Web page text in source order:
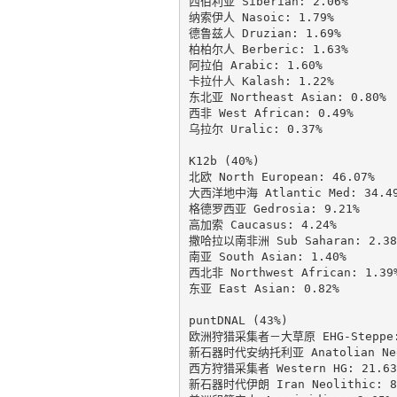
纳索伊人 Nasoic: 1.79%
德鲁兹人 Druzian: 1.69%
柏柏尔人 Berberic: 1.63%
阿拉伯 Arabic: 1.60%
卡拉什人 Kalash: 1.22%
东北亚 Northeast Asian: 0.80%
西非 West African: 0.49%
乌拉尔 Uralic: 0.37%
K12b (40%)
北欧 North European: 46.07%
大西洋地中海 Atlantic Med:
格德罗西亚 Gedrosia: 9.21%
高加索 Caucasus: 4.24%
撒哈拉以南非洲 Sub Saharan:
南亚 South Asian: 1.40%
西北非 Northwest African:
东亚 East Asian: 0.82%
puntDNAL (43%)
欧洲狩猎采集者－大草原 EHG-
新石器时代安纳托利亚 Anatolian
西方狩猎采集者 Western HG:
新石器时代伊朗 Iran Neolithic: